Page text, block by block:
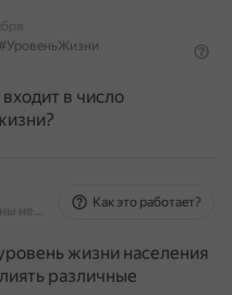
#УровеньЖизни
в число
На основе источников, возможны неточности
Как это работает?
жизни населения
различные